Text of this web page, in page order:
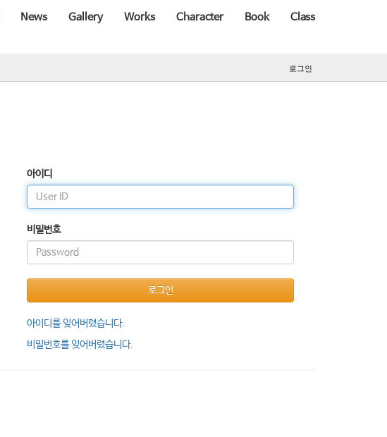
News Gallery Works Character Book Class
로그인
아이디
비밀번호
로그인
아이디를 잊어버렸습니다.
비밀번호를 잊어버렸습니다.